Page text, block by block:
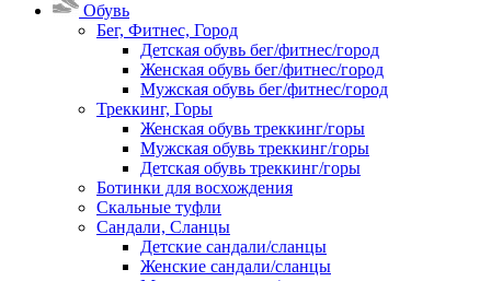
Обувь
Бег, Фитнес, Город
Детская обувь бег/фитнес/город
Женская обувь бег/фитнес/город
Мужская обувь бег/фитнес/город
Треккинг, Горы
Женская обувь треккинг/горы
Мужская обувь треккинг/горы
Детская обувь треккинг/горы
Ботинки для восхождения
Скальные туфли
Сандали, Сланцы
Детские сандали/сланцы
Женские сандали/сланцы